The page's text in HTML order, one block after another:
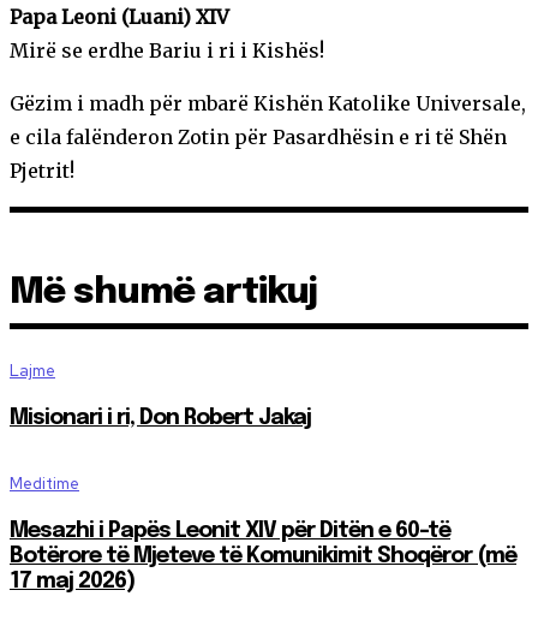
Papa Leoni (Luani) XIV
Mirë se erdhe Bariu i ri i Kishës!
Gëzim i madh për mbarë Kishën Katolike Universale,
e cila falënderon Zotin për Pasardhësin e ri të Shën
Pjetrit!
Më shumë artikuj
Lajme
Misionari i ri, Don Robert Jakaj
Meditime
Mesazhi i Papës Leonit XIV për Ditën e 60-të
Botërore të Mjeteve të Komunikimit Shoqëror (më
17 maj 2026)